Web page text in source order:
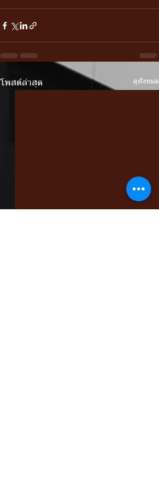
โพสต์ล่าสุด ดูทั้งหมด